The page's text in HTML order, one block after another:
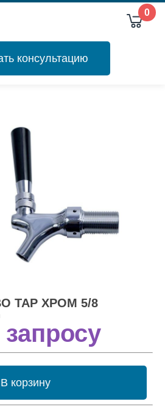
0
консультацию
TAP ХРОМ 5/8
В корзину